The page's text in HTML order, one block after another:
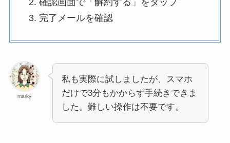
確認画面で「解約する」をタップ
完了メールを確認
marky
私も実際に試しましたが、スマホ
だけで3分もかからず手続きできま
した。難しい操作は不要です。